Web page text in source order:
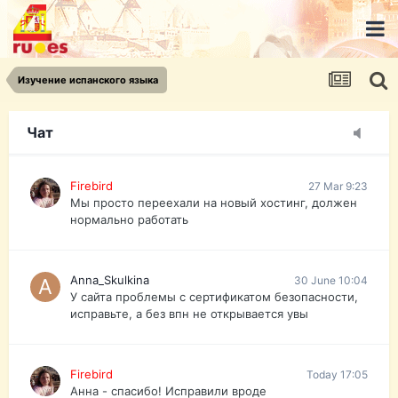
Изучение испанского языка
Чат
urist.dokument@gmail.com
https://pasport-ua.com/
Телеграмм @uristpassua
Firebird
Друзья - из России без VPN сайт и форум
Firebird 27 Mar 9:23
Мы просто переехали на новый хостинг, должен
нормально работать
Anna_Skulkina 30 June 10:04
У сайта проблемы с сертификатом безопасности,
исправьте, а без впн не открывается увы
Firebird Today 17:05
Анна - спасибо! Исправили вроде